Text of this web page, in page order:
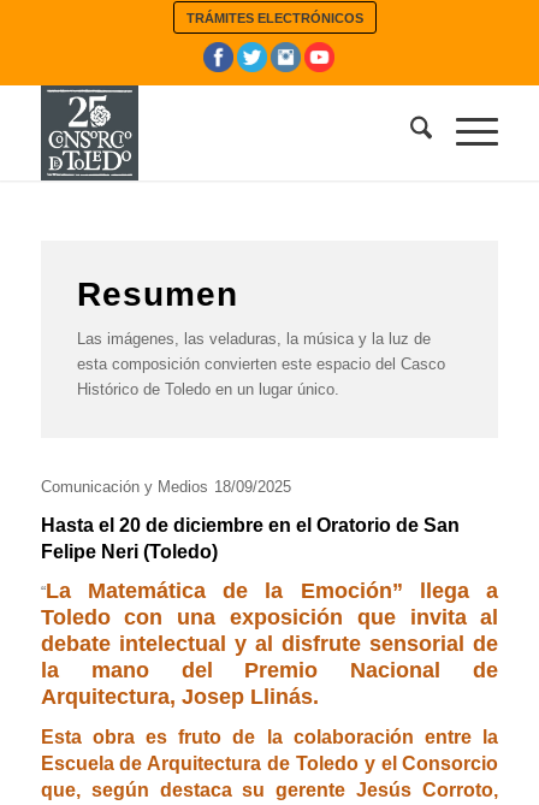
TRÁMITES ELECTRÓNICOS
Resumen
Las imágenes, las veladuras, la música y la luz de
esta composición convierten este espacio del Casco
Histórico de Toledo en un lugar único.
Comunicación y Medios 18/09/2025
Hasta el 20 de diciembre en el Oratorio de San
Felipe Neri (Toledo)
“La Matemática de la Emoción” llega a
Toledo con una exposición que invita al
debate intelectual y al disfrute sensorial de
la mano del Premio Nacional de
Arquitectura, Josep Llinás.
Esta obra es fruto de la colaboración entre la
Escuela de Arquitectura de Toledo y el Consorcio
que, según destaca su gerente Jesús Corroto,